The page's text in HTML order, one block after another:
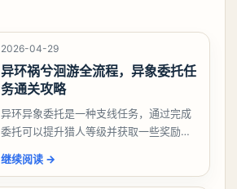
2026-04-29
异环祸兮洄游全流程，异象委托任
务通关攻略
异环异象委托是一种支线任务，通过完成
委托可以提升猎人等级并获取一些奖励，
么做，下面就来告诉大家。异环异象委托
祸兮洄游任务攻略
继续阅读 →